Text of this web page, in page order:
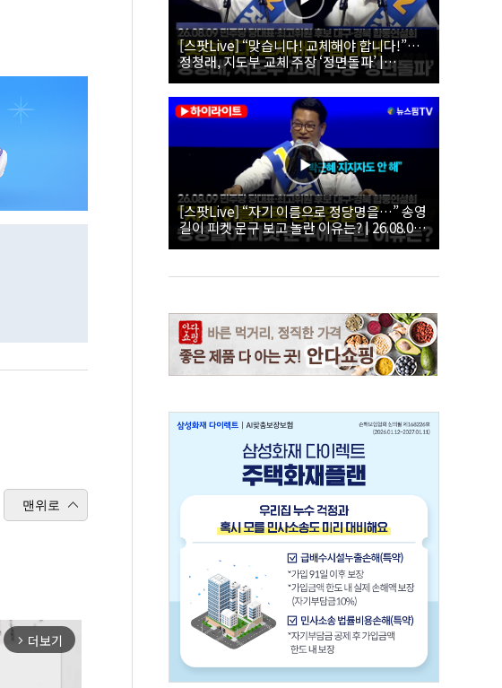
맨위로
arrow_forward_ios 더보기
[스팟Live] “맞습니다! 교체해야 합니다!”…
정청래, 지도부 교체 주장 ‘정면돌파’ |
26.08.09 더불어민주당 당대표·최고위원 후
보 대구·경북 합동연설회
[스팟Live] “자기 이름으로 정당명을…” 송영
길이 피켓 문구 보고 놀란 이유는? | 26.08.09
더불어민주당 당대표·최고위원 후보 대구·경